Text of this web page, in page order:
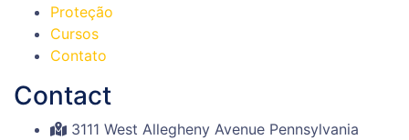
Proteção
Cursos
Contato
Contact
3111 West Allegheny Avenue Pennsylvania